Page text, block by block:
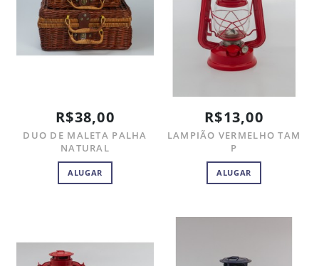
R$38,00
DUO DE MALETA PALHA
NATURAL
ALUGAR
R$13,00
LAMPIÃO VERMELHO TAM
P
ALUGAR